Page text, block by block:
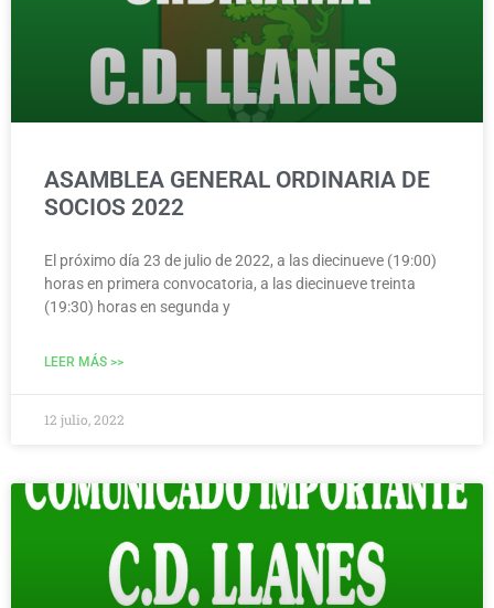
ASAMBLEA GENERAL ORDINARIA DE
SOCIOS 2022
El próximo día 23 de julio de 2022, a las diecinueve (19:00)
horas en primera convocatoria, a las diecinueve treinta
(19:30) horas en segunda y
LEER MÁS >>
12 julio, 2022